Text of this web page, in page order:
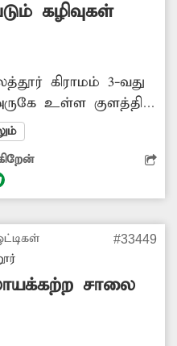
கழிவுகள்
கிராமம் 3-வது
உள்ள குளத்தில்
ஆகியவற்றை
துர்நாற்றம்
ஏற்பட்டு அப்பகுதி
பரவும் அபாயம்
கழிவுகள்
வேண்டும்.
#33449
சாலை